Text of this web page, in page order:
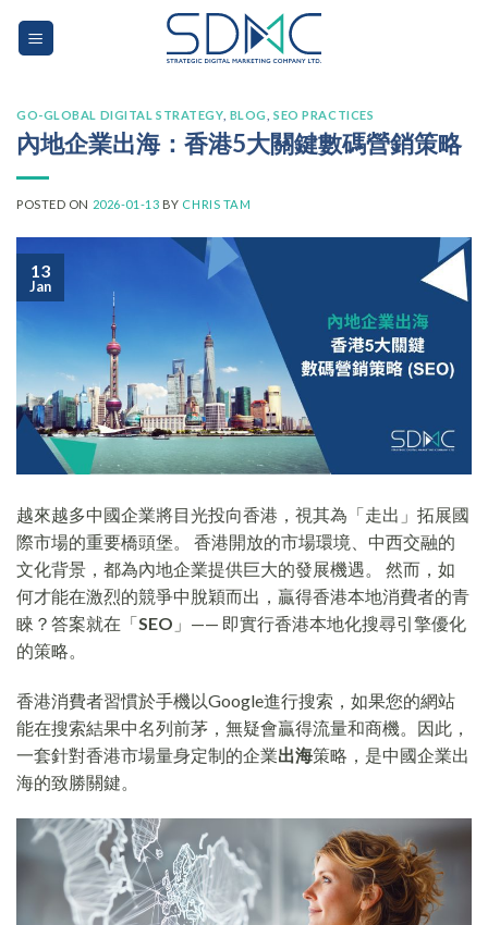
GO-GLOBAL DIGITAL STRATEGY, BLOG ,SEO PRACTICES
內地企業出海：香港5大關鍵數碼營銷策略
POSTED ON 2026-01-13 BY CHRIS TAM
13
Jan
越來越多中國企業將目光投向香港，視其為「走出」拓展國
際市場的重要橋頭堡。 香港開放的市場環境、中西交融的
文化背景，都為內地企業提供巨大的發展機遇。 然而，如
何才能在激烈的競爭中脫穎而出，贏得香港本地消費者的青
睞？答案就在「SEO 」—— 即實行香港本地化搜尋引擎優化
的策略。
香港消費者習慣於手機以Google進行搜索，如果您的網站
能在搜索結果中名列前茅，無疑會贏得流量和商機。因此，
一套針對香港市場量身定制的企業出海策略，是中國企業出
海的致勝關鍵。